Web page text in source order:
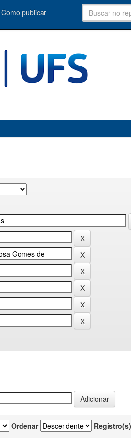
Como publicar
Ordenar Registro(s)